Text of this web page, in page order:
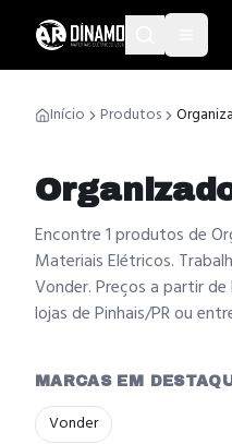
Início Produtos
Encontre 1 produtos de
Materiais Elétricos.
Vonder. Preços a partir de
lojas de Pinhais/PR ou
MARCAS EM
Vonder